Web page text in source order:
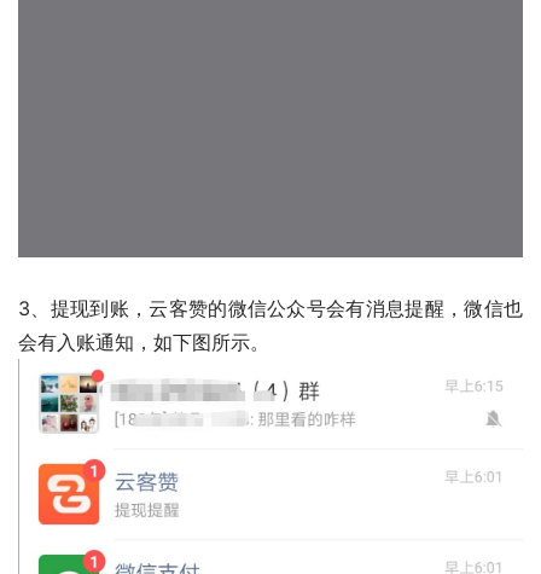
3、提现到账，云客赞的微信公众号会有消息提醒，微信也
会有入账通知，如下图所示。